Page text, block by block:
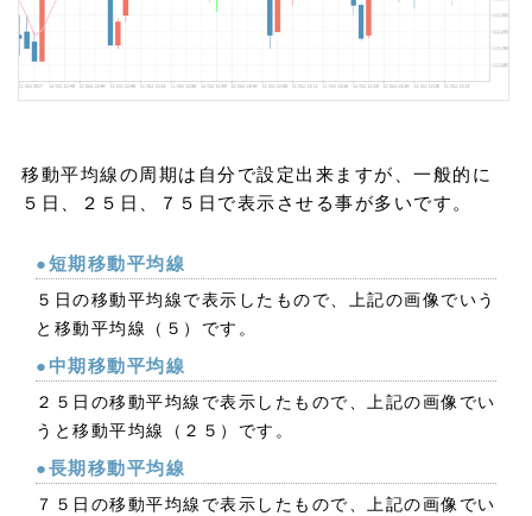
移動平均線の周期は自分で設定出来ますが、一般的に
５日、２５日、７５日で表示させる事が多いです。
●短期移動平均線
５日の移動平均線で表示したもので、上記の画像でいう
と移動平均線（５）です。
●中期移動平均線
２５日の移動平均線で表示したもので、上記の画像でい
うと移動平均線（２５）です。
●長期移動平均線
７５日の移動平均線で表示したもので、上記の画像でい